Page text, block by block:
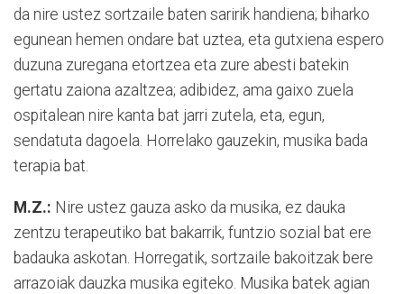
da nire ustez sortzaile baten saririk handiena; biharko
egunean hemen ondare bat uztea, eta gutxiena espero
duzuna zuregana etortzea eta zure abesti batekin
gertatu zaiona azaltzea; adibidez, ama gaixo zuela
ospitalean nire kanta bat jarri zutela, eta, egun,
sendatuta dagoela. Horrelako gauzekin, musika bada
terapia bat.
M.Z.: Nire ustez gauza asko da musika, ez dauka
zentzu terapeutiko bat bakarrik, funtzio sozial bat ere
badauka askotan. Horregatik, sortzaile bakoitzak bere
arrazoiak dauzka musika egiteko. Musika batek agian